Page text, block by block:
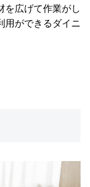
を広げて作業がし
用ができるダイニ